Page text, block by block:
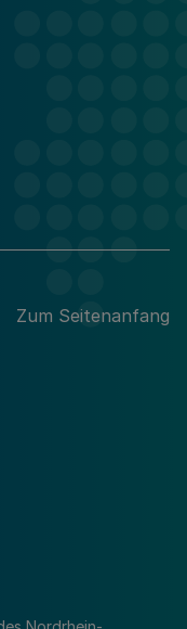
Zum Seitenanfang